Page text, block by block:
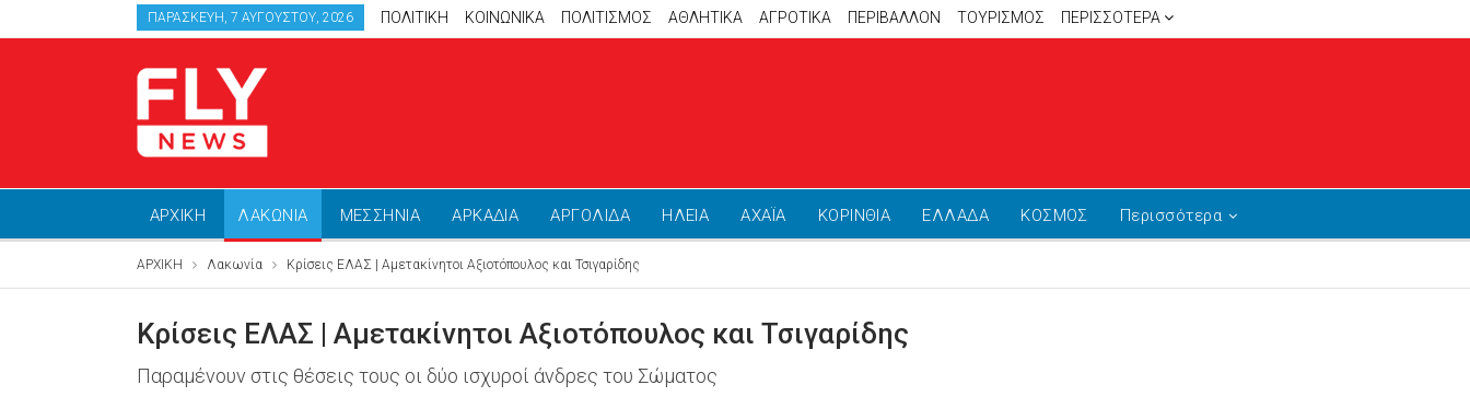
ΠΑΡΑΣΚΕΥΉ, 7 ΑΥΓΟΎΣΤΟΥ, 2026 ΠΟΛΙΤΙΚΗ ΚΟΙΝΩΝΙΚΑ ΠΟΛΙΤΙΣΜΟΣ ΑΘΛΗΤΙΚΆ ΑΓΡΟΤΙΚΑ ΠΕΡΙΒΑΛΛΟΝ ΤΟΥΡΙΣΜΟΣ ΠΕΡΙΣΣΌΤΕΡΑ
ΑΡΧΙΚΗ ΛΑΚΩΝΙΑ ΜΕΣΣΗΝΙΑ ΑΡΚΑΔΙΑ ΑΡΓΟΛΙΔΑ ΗΛΕΙΑ ΑΧΑΪΑ ΚΟΡΙΝΘΙΑ ΕΛΛΑΔΑ ΚΟΣΜΟΣ Περισσότερα
ΑΡΧΙΚΗ Λακωνία Κρίσεις ΕΛΑΣ | Αμετακίνητοι Αξιοτόπουλος και Τσιγαρίδης
Κρίσεις ΕΛΑΣ | Αμετακίνητοι Αξιοτόπουλος και Τσιγαρίδης
Παραμένουν στις θέσεις τους οι δύο ισχυροί άνδρες του Σώματος